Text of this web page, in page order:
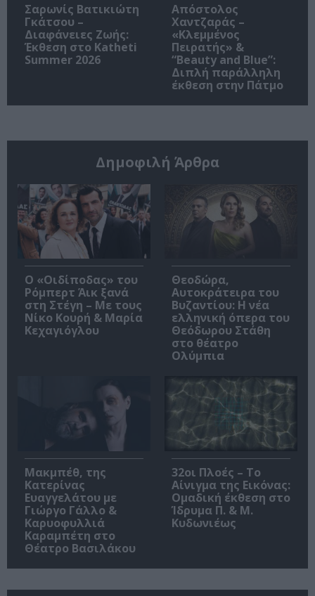
Σαρωνίς Βατικιώτη
Γκάτσου –
Διαφάνειες Ζωής:
Έκθεση στο Katheti
Summer 2026
Απόστολος
Χαντζαράς –
«Κλεμμένος
Πειρατής» &
“Beauty and Blue”:
Διπλή παράλληλη
έκθεση στην Πάτμο
Δημοφιλή Άρθρα
O «Οιδίποδας» του
Ρόμπερτ Άικ ξανά
στη Στέγη – Με τους
Νίκο Κουρή & Μαρία
Κεχαγιόγλου
Θεοδώρα,
Αυτοκράτειρα του
Βυζαντίου: Η νέα
ελληνική όπερα του
Θεόδωρου Στάθη
στο θέατρο
Ολύμπια
Μακμπέθ, της
Κατερίνας
Ευαγγελάτου με
Γιώργο Γάλλο &
Καρυοφυλλιά
Καραμπέτη στο
Θέατρο Βασιλάκου
32οι Πλοές – Το
Αίνιγμα της Εικόνας:
Ομαδική έκθεση στο
Ίδρυμα Π. & Μ.
Κυδωνιέως